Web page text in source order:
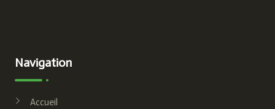
Navigation
Accueil